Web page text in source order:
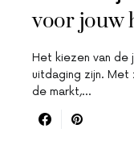
voor jouw
Het kiezen van de
uitdaging zijn. Met
de markt,…